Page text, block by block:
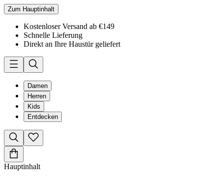
Zum Hauptinhalt
Kostenloser Versand ab €149
Schnelle Lieferung
Direkt an Ihre Haustür geliefert
Damen
Herren
Kids
Entdecken
Hauptinhalt